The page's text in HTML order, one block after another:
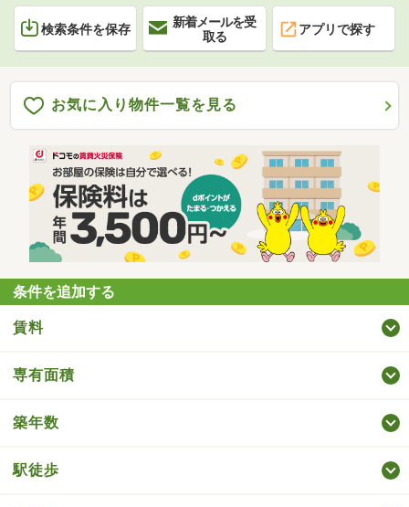
検索条件を保存
新着メールを受
取る
アプリで探す
お気に入り物件一覧を見る
条件を追加する
賃料
専有面積
築年数
駅徒歩